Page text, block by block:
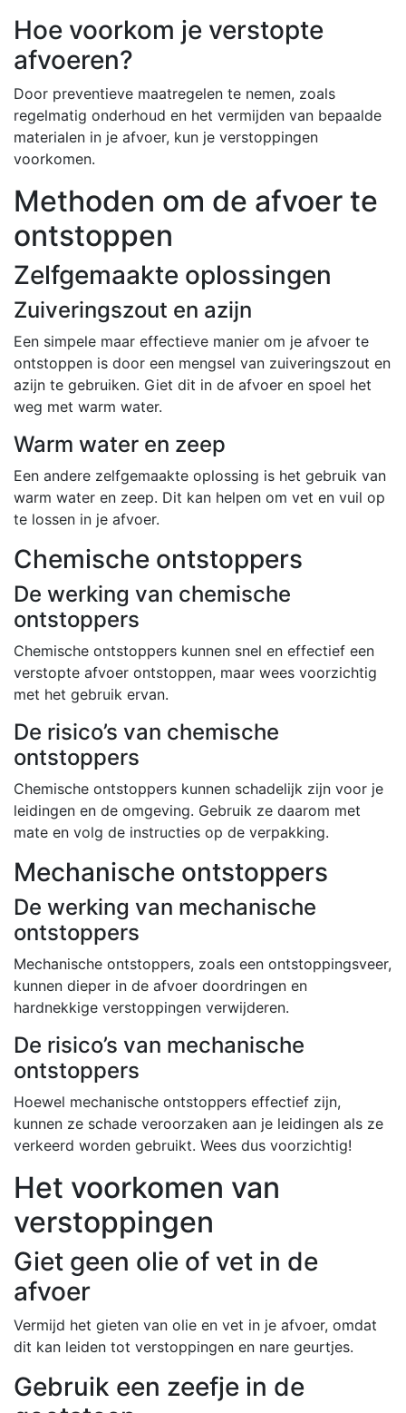
Hoe voorkom je verstopte
afvoeren?
Door preventieve maatregelen te nemen, zoals
regelmatig onderhoud en het vermijden van bepaalde
materialen in je afvoer, kun je verstoppingen
voorkomen.
Methoden om de afvoer te
ontstoppen
Zelfgemaakte oplossingen
Zuiveringszout en azijn
Een simpele maar effectieve manier om je afvoer te
ontstoppen is door een mengsel van zuiveringszout en
azijn te gebruiken. Giet dit in de afvoer en spoel het
weg met warm water.
Warm water en zeep
Een andere zelfgemaakte oplossing is het gebruik van
warm water en zeep. Dit kan helpen om vet en vuil op
te lossen in je afvoer.
Chemische ontstoppers
De werking van chemische
ontstoppers
Chemische ontstoppers kunnen snel en effectief een
verstopte afvoer ontstoppen, maar wees voorzichtig
met het gebruik ervan.
De risico’s van chemische
ontstoppers
Chemische ontstoppers kunnen schadelijk zijn voor je
leidingen en de omgeving. Gebruik ze daarom met
mate en volg de instructies op de verpakking.
Mechanische ontstoppers
De werking van mechanische
ontstoppers
Mechanische ontstoppers, zoals een ontstoppingsveer,
kunnen dieper in de afvoer doordringen en
hardnekkige verstoppingen verwijderen.
De risico’s van mechanische
ontstoppers
Hoewel mechanische ontstoppers effectief zijn,
kunnen ze schade veroorzaken aan je leidingen als ze
verkeerd worden gebruikt. Wees dus voorzichtig!
Het voorkomen van
verstoppingen
Giet geen olie of vet in de
afvoer
Vermijd het gieten van olie en vet in je afvoer, omdat
dit kan leiden tot verstoppingen en nare geurtjes.
Gebruik een zeefje in de